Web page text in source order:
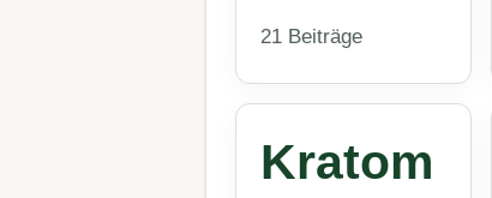
21 Beiträge
Kratom